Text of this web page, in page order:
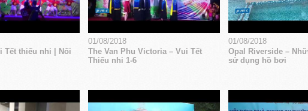
Tết thiếu nhi | Nối
01/08/2018
The Van Phu Victoria – Vui Tết
Thiếu nhi 1-6
01/08/2018
Opal Riverside –
sử dụng hồ bơi